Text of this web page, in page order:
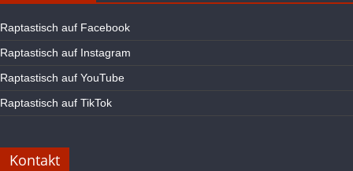
Raptastisch auf Facebook
Raptastisch auf Instagram
Raptastisch auf YouTube
Raptastisch auf TikTok
Kontakt